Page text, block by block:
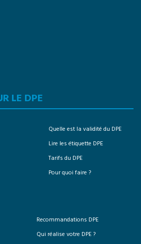
LE DPE
Quelle est la validité du DPE
Lire les étiquette DPE
Tarifs du DPE
Pour quoi faire ?
Recommandations DPE
Qui réalise votre DPE ?